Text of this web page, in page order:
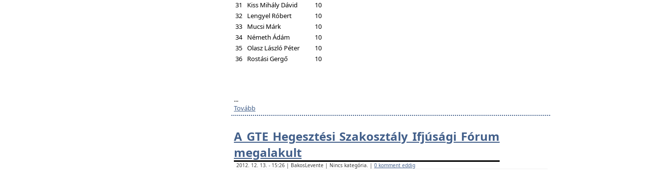
31
Kiss Mihály Dávid
10
32
Lengyel Róbert
10
33
Mucsi Márk
10
34
Németh Ádám
10
35 Olasz László Péter
10
36
Rostási Gergő 10
...
Tovább
A GTE Hegesztési Szakosztály Ifjúsági Fórum
megalakult
2012. 12. 13. - 15:26 | BakosLevente | Nincs kategória. | 0 komment eddig